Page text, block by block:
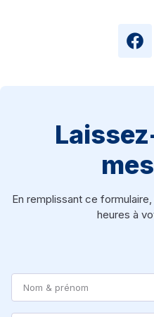
En remplissant ce
heures à